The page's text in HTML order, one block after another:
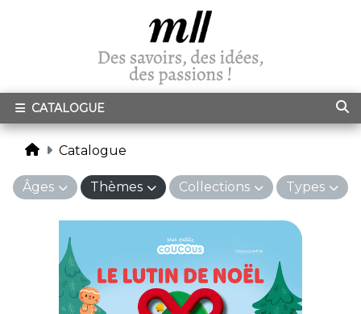
CATALOGUE
Catalogue
Âges Thèmes Collections Types